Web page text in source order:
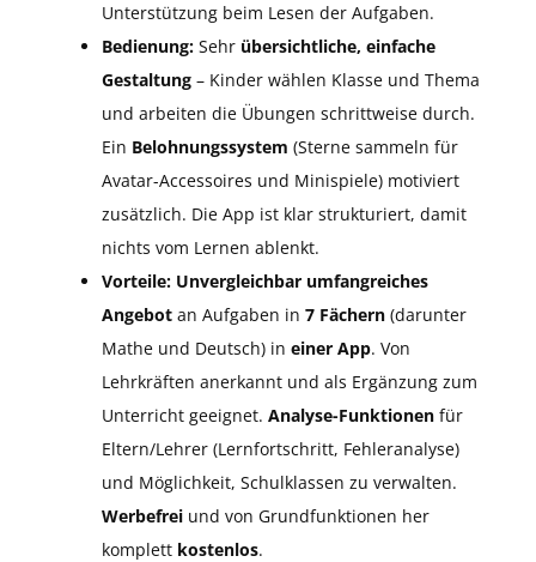
Unterstützung beim Lesen der Aufgaben.
Bedienung: Sehr übersichtliche, einfache
Gestaltung – Kinder wählen Klasse und Thema
und arbeiten die Übungen schrittweise durch.
Ein Belohnungssystem (Sterne sammeln für
Avatar-Accessoires und Minispiele) motiviert
zusätzlich. Die App ist klar strukturiert, damit
nichts vom Lernen ablenkt.
Vorteile: Unvergleichbar umfangreiches
Angebot an Aufgaben in 7 Fächern (darunter
Mathe und Deutsch) in einer App. Von
Lehrkräften anerkannt und als Ergänzung zum
Unterricht geeignet. Analyse-Funktionen für
Eltern/Lehrer (Lernfortschritt, Fehleranalyse)
und Möglichkeit, Schulklassen zu verwalten.
Werbefrei und von Grundfunktionen her
komplett kostenlos.